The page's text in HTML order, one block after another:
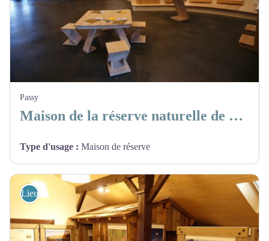
Passy
Maison de la réserve naturelle de Passy
Type d'usage : Maison de réserve
Lieux d'informations